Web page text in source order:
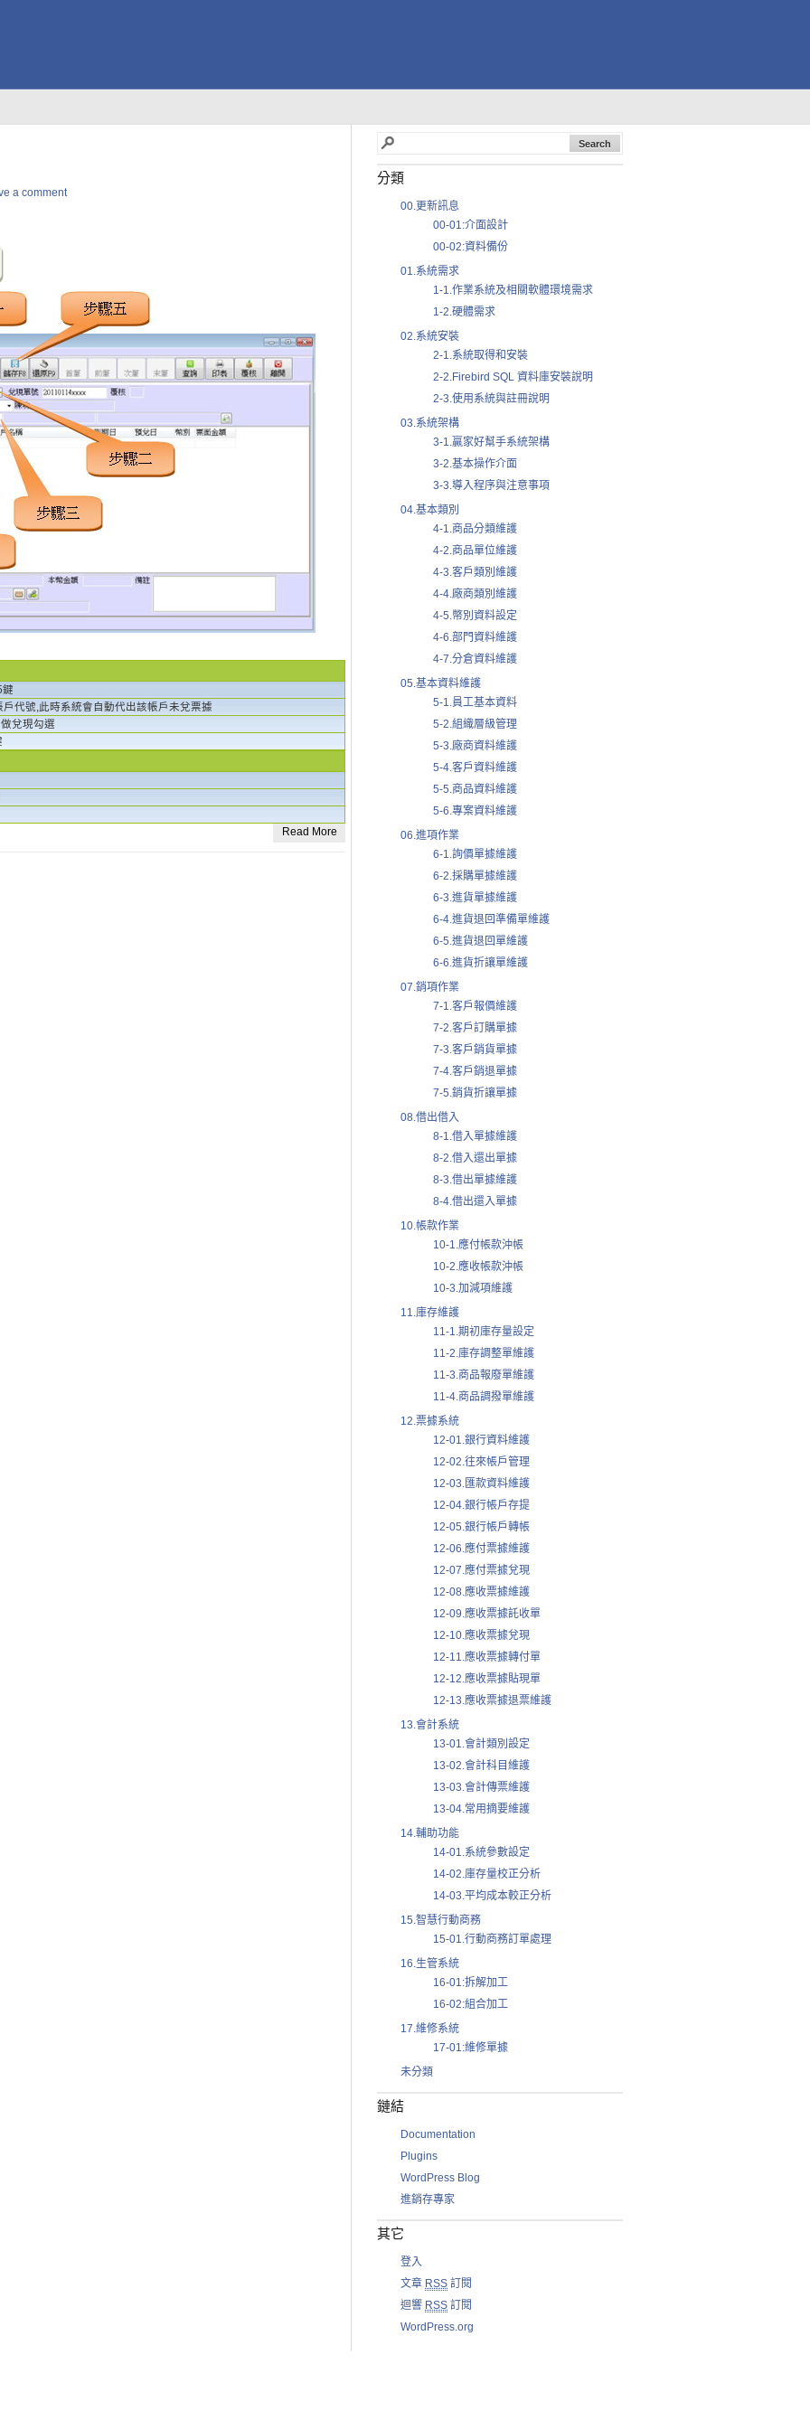
a comment
鍵
代號,此時系統會自動代出該帳戶未兌票據
兌現勾選
Read More
分類
00.更新訊息
00-01:介面設計
00-02:資料備份
01.系統需求
1-1.作業系統及相關軟體環境需求
1-2.硬體需求
02.系統安裝
2-1.系統取得和安裝
2-2.Firebird SQL 資料庫安裝說明
2-3.使用系統與註冊說明
03.系統架構
3-1.贏家好幫手系統架構
3-2.基本操作介面
3-3.導入程序與注意事項
04.基本類別
4-1.商品分類維護
4-2.商品單位維護
4-3.客戶類別維護
4-4.廠商類別維護
4-5.幣別資料設定
4-6.部門資料維護
4-7.分倉資料維護
05.基本資料維護
5-1.員工基本資料
5-2.組織層級管理
5-3.廠商資料維護
5-4.客戶資料維護
5-5.商品資料維護
5-6.專案資料維護
06.進項作業
6-1.詢價單據維護
6-2.採購單據維護
6-3.進貨單據維護
6-4.進貨退回準備單維護
6-5.進貨退回單維護
6-6.進貨折讓單維護
07.銷項作業
7-1.客戶報價維護
7-2.客戶訂購單據
7-3.客戶銷貨單據
7-4.客戶銷退單據
7-5.銷貨折讓單據
08.借出借入
8-1.借入單據維護
8-2.借入還出單據
8-3.借出單據維護
8-4.借出還入單據
10.帳款作業
10-1.應付帳款沖帳
10-2.應收帳款沖帳
10-3.加減項維護
11.庫存維護
11-1.期初庫存量設定
11-2.庫存調整單維護
11-3.商品報廢單維護
11-4.商品調撥單維護
12.票據系統
12-01.銀行資料維護
12-02.往來帳戶管理
12-03.匯款資料維護
12-04.銀行帳戶存提
12-05.銀行帳戶轉帳
12-06.應付票據維護
12-07.應付票據兌現
12-08.應收票據維護
12-09.應收票據託收單
12-10.應收票據兌現
12-11.應收票據轉付單
12-12.應收票據貼現單
12-13.應收票據退票維護
13.會計系統
13-01.會計類別設定
13-02.會計科目維護
13-03.會計傳票維護
13-04.常用摘要維護
14.輔助功能
14-01.系統參數設定
14-02.庫存量校正分析
14-03.平均成本較正分析
15.智慧行動商務
15-01.行動商務訂單處理
16.生管系統
16-01:拆解加工
16-02:組合加工
17.維修系統
17-01:維修單據
未分類
鏈結
Documentation
Plugins
WordPress Blog
進銷存專家
其它
登入
文章 RSS 訂閱
迴響 RSS 訂閱
WordPress.org